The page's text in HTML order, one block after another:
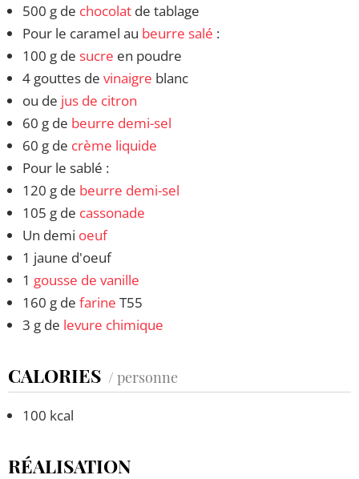
500 g de chocolat de tablage
Pour le caramel au beurre salé :
100 g de sucre en poudre
4 gouttes de vinaigre blanc
ou de jus de citron
60 g de beurre demi-sel
60 g de crème liquide
Pour le sablé :
120 g de beurre demi-sel
105 g de cassonade
Un demi oeuf
1 jaune d'oeuf
1 gousse de vanille
160 g de farine T55
3 g de levure chimique
CALORIES / personne
100 kcal
RÉALISATION